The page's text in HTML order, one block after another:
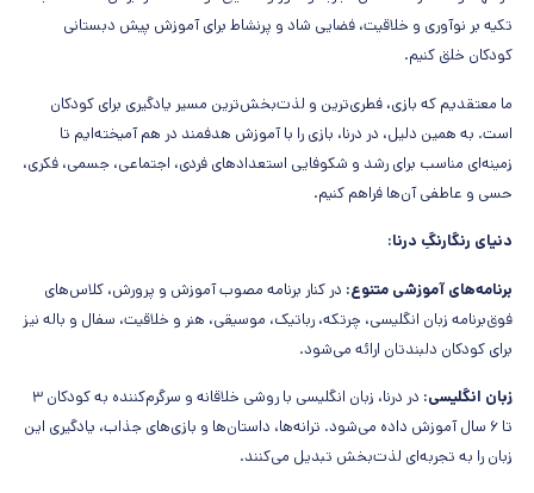
تکیه بر نوآوری و خلاقیت، فضایی شاد و پرنشاط برای آموزش پیش‌ دبستانی
کودکان خلق کنیم.
ما معتقدیم که بازی، فطری‌ترین و لذت‌بخش‌ترین مسیر یادگیری برای کودکان
است. به همین دلیل، در درنا، بازی را با آموزش هدفمند در هم آمیخته‌ایم تا
زمینه‌ای مناسب برای رشد و شکوفایی استعدادهای فردی، اجتماعی، جسمی، فکری،
حسی و عاطفی آن‌ها فراهم کنیم.
دنیای رنگارنگِ درنا:
برنامه‌های آموزشی متنوع: در کنار برنامه مصوب آموزش و پرورش، کلاس‌های
فوق‌برنامه زبان انگلیسی، چرتکه، رباتیک، موسیقی، هنر و خلاقیت، سفال و باله نیز
برای کودکان دلبندتان ارائه می‌شود.
زبان انگلیسی:
در درنا، زبان انگلیسی با روشی خلاقانه و سرگرم‌کننده به کودکان ۳
تا ۶ سال آموزش داده می‌شود. ترانه‌ها، داستان‌ها و بازی‌های جذاب، یادگیری این
زبان را به تجربه‌ای لذت‌بخش تبدیل می‌کنند.